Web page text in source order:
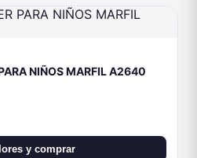
y comprar
A2641 ROJO